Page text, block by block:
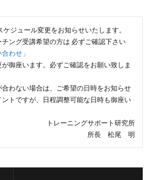
ジュール変更をお知らせいたします。
ング受講希望の方は 必ずご確認下さい
わせ」
御座います。必ずご確認をお願い致しま
わない場合は、ご希望の日時をお知らせ
トですが、日程調整可能な日時も御座い
トレーニングサポート研究所
所長 松尾 明